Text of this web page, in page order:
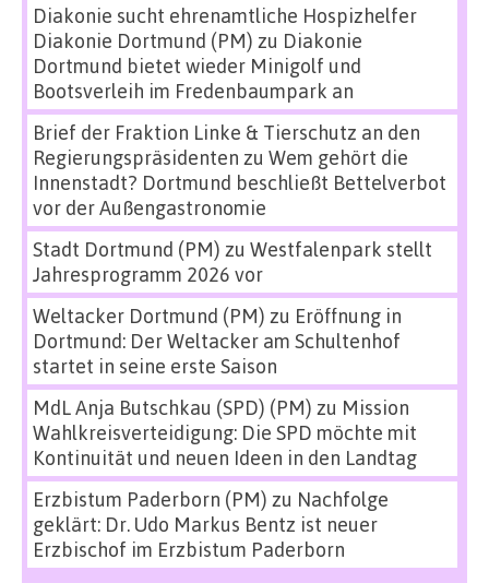
Diakonie sucht ehrenamtliche Hospizhelfer
Diakonie Dortmund (PM) zu Diakonie
Dortmund bietet wieder Minigolf und
Bootsverleih im Fredenbaumpark an
Brief der Fraktion Linke & Tierschutz an den
Regierungspräsidenten zu Wem gehört die
Innenstadt? Dortmund beschließt Bettelverbot
vor der Außengastronomie
Stadt Dortmund (PM) zu Westfalenpark stellt
Jahresprogramm 2026 vor
Weltacker Dortmund (PM) zu Eröffnung in
Dortmund: Der Weltacker am Schultenhof
startet in seine erste Saison
MdL Anja Butschkau (SPD) (PM) zu Mission
Wahlkreisverteidigung: Die SPD möchte mit
Kontinuität und neuen Ideen in den Landtag
Erzbistum Paderborn (PM) zu Nachfolge
geklärt: Dr. Udo Markus Bentz ist neuer
Erzbischof im Erzbistum Paderborn